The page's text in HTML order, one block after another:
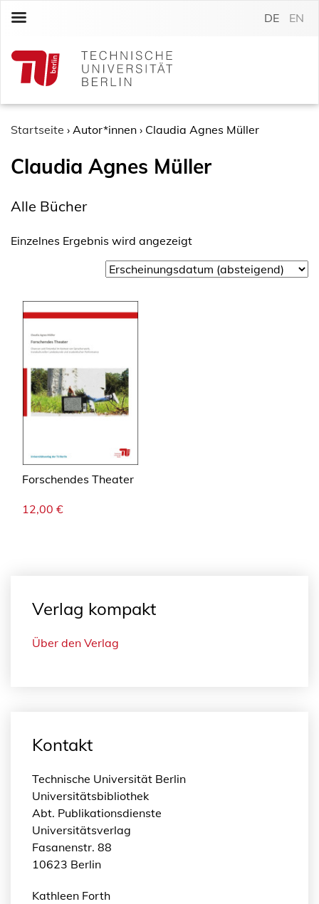
c
DE EN
Startseite › Autor*innen › Claudia Agnes Müller
Claudia Agnes Müller
Alle Bücher
Einzelnes Ergebnis wird angezeigt
Forschendes Theater
12,00 €
Verlag kompakt
Über den Verlag
Kontakt
Technische Universität Berlin
Universitätsbibliothek
Abt. Publikationsdienste
Universitätsverlag
Fasanenstr. 88
10623 Berlin
Kathleen Forth